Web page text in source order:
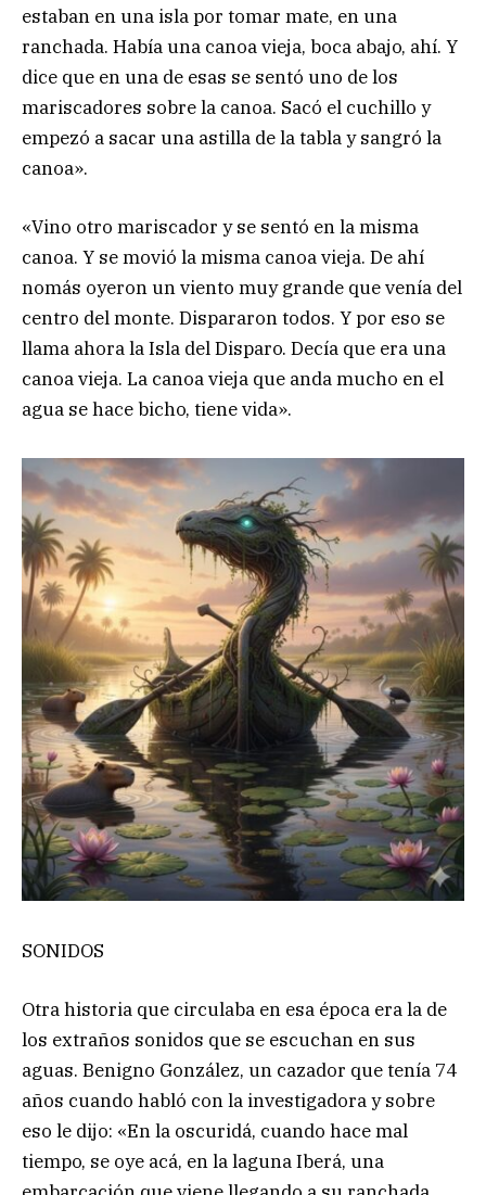
estaban en una isla por tomar mate, en una
ranchada. Había una canoa vieja, boca abajo, ahí. Y
dice que en una de esas se sentó uno de los
mariscadores sobre la canoa. Sacó el cuchillo y
empezó a sacar una astilla de la tabla y sangró la
canoa».
«Vino otro mariscador y se sentó en la misma
canoa. Y se movió la misma canoa vieja. De ahí
nomás oyeron un viento muy grande que venía del
centro del monte. Dispararon todos. Y por eso se
llama ahora la Isla del Disparo. Decía que era una
canoa vieja. La canoa vieja que anda mucho en el
agua se hace bicho, tiene vida».
SONIDOS
Otra historia que circulaba en esa época era la de
los extraños sonidos que se escuchan en sus
aguas. Benigno González, un cazador que tenía 74
años cuando habló con la investigadora y sobre
eso le dijo: «En la oscuridá, cuando hace mal
tiempo, se oye acá, en la laguna Iberá, una